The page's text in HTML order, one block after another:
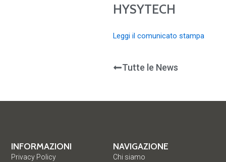
HYSYTECH
Leggi il comunicato stampa
Tutte le News
NAVIGAZIONE
Chi siamo
INFORMAZIONI
Privacy Policy